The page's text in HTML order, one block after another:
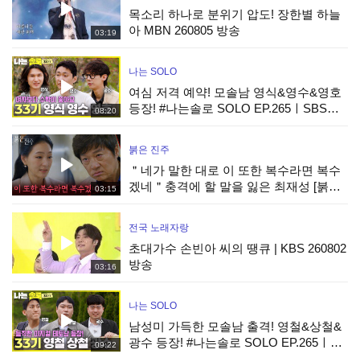
03:19
목소리 하나로 분위기 압도! 장한별 하늘
아 MBN 260805 방송
08:20
나는 SOLO
여심 저격 예약! 모솔남 영식&영수&영호
등장! #나는솔로 SOLO EP.265ㅣSBS
03:15
붉은 진주
＂네가 말한 대로 이 또한 복수라면 복수
겠네＂충격에 할 말을 잃은 최재성 [붉은
03:16
전국 노래자랑
초대가수 손빈아 씨의 땡큐 | KBS 260802
방송
09:22
나는 SOLO
남성미 가득한 모솔남 출격! 영철&상철&
광수 등장! #나는솔로 SOLO EP.265ㅣ